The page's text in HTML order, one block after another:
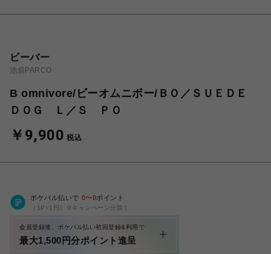
ビーバー
池袋PARCO
B omnivore/ビーオムニボー/ＢＯ／ＳＵＥＤＥ
ＤＯＧ Ｌ／Ｓ ＰＯ
￥9,900 税込
ポケパル払いで 0〜0ポイント
（1P=1円）※キャンペーン分除く
会員登録後、ポケパル払い初回登録&利用で
最大1,500円分ポイント進呈